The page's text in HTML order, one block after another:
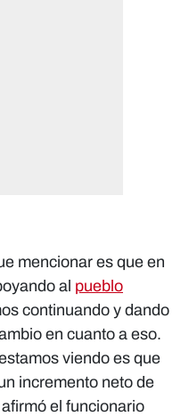
mencionar es que en
al pueblo
continuando y dando
en cuanto a eso.
viendo es que
incremento neto de
el funcionario